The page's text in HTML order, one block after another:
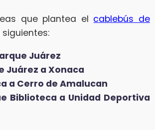
que plantea el cablebús de
Juárez
Juárez a Xonaca
a Cerro de Amalucan
Biblioteca a Unidad Deportiva